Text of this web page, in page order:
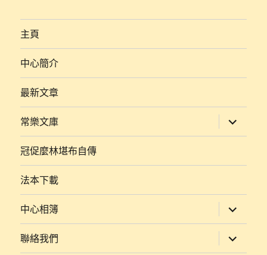
主頁
中心簡介
最新文章
常樂文庫
展
開
子
冠促麼林堪布自傳
法本下載
中心相簿
展
開
子
選
單
聯絡我們
展
開